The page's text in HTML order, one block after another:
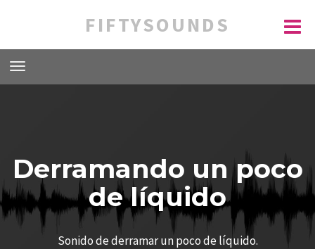
FIFTYSOUNDS
Derramando un poco
de líquido
Sonido de derramar un poco de líquido.